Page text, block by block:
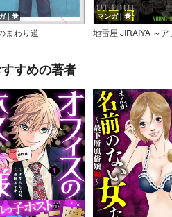
｜巻
まわり道
マンガ｜巻
すめの著者